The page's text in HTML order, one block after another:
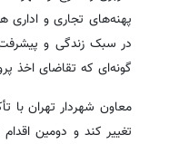
پهنه‌های تجاری و اداری
در سبک زندگی و
گونه‌ای که تقاضای اخذ
معاون شهردار تهران
تغییر کند و دومین